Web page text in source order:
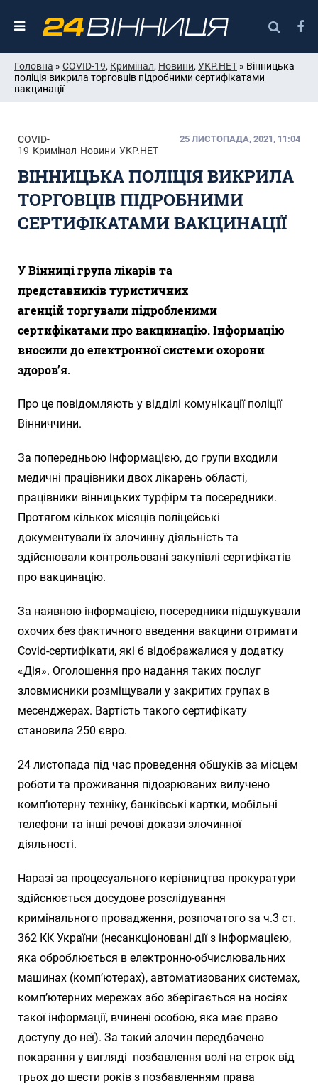
Головна » COVID-19, Кримінал, Новини, УКР.НЕТ » Вінницька
поліція викрила торговців підробними сертифікатами
вакцинації
COVID-
19 Кримінал Новини УКР.НЕТ
25 ЛИСТОПАДА, 2021, 11:04
ВІННИЦЬКА ПОЛІЦІЯ ВИКРИЛА
ТОРГОВЦІВ ПІДРОБНИМИ
СЕРТИФІКАТАМИ ВАКЦИНАЦІЇ
У Вінниці група лікарів та
представників туристичних
агенцій торгували підробленими
сертифікатами про вакцинацію. Інформацію
вносили до електронної системи охорони
здоров’я.
Про це повідомляють у відділі комунікації поліції
Вінниччини.
За попередньою інформацією, до групи входили
медичні працівники двох лікарень області,
працівники вінницьких турфірм та посередники.
Протягом кількох місяців поліцейські
документували їх злочинну діяльність та
здійснювали контрольовані закупівлі сертифікатів
про вакцинацію.
За наявною інформацією, посередники підшукували
охочих без фактичного введення вакцини отримати
Covid-сертифікати, які б відображалися у додатку
«Дія». Оголошення про надання таких послуг
зловмисники розміщували у закритих групах в
месенджерах. Вартість такого сертифікату
становила 250 євро.
24 листопада під час проведення обшуків за місцем
роботи та проживання підозрюваних вилучено
комп’ютерну техніку, банківські картки, мобільні
телефони та інші речові докази злочинної
діяльності.
Наразі за процесуального керівництва прокуратури
здійснюється досудове розслідування
кримінального провадження, розпочатого за ч.3 ст.
362 КК України (несанкціоновані дії з інформацією,
яка оброблюється в електронно-обчислювальних
машинах (комп’ютерах), автоматизованих системах,
комп’ютерних мережах або зберігається на носіях
такої інформації, вчинені особою, яка має право
доступу до неї). За такий злочин передбачено
покарання у вигляді позбавлення волі на строк від
трьох до шести років з позбавленням права